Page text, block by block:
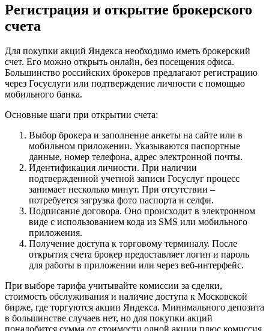
Регистрация и открытие брокерского
счета
Для покупки акций Яндекса необходимо иметь брокерский
счет. Его можно открыть онлайн, без посещения офиса.
Большинство российских брокеров предлагают регистрацию
через Госуслуги или подтверждение личности с помощью
мобильного банка.
Основные шаги при открытии счета:
Выбор брокера и заполнение анкеты на сайте или в
мобильном приложении. Указываются паспортные
данные, номер телефона, адрес электронной почты.
Идентификация личности. При наличии
подтвержденной учетной записи Госуслуг процесс
занимает несколько минут. При отсутствии –
потребуется загрузка фото паспорта и селфи.
Подписание договора. Оно происходит в электронном
виде с использованием кода из SMS или мобильного
приложения.
Получение доступа к торговому терминалу. После
открытия счета брокер предоставляет логин и пароль
для работы в приложении или через веб-интерфейс.
При выборе тарифа учитывайте комиссии за сделки,
стоимость обслуживания и наличие доступа к Московской
бирже, где торгуются акции Яндекса. Минимального депозита
в большинстве случаев нет, но для покупки акций